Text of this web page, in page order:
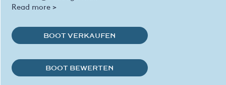
Read more >
BOOT VERKAUFEN
BOOT BEWERTEN